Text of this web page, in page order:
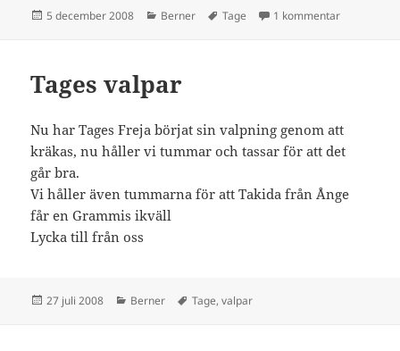
Postat
5 december 2008 Kategorier
Berner Taggar
Tage 1 kommentartill Tages
Tages valpar
Nu har Tages Freja börjat sin valpning genom att
kräkas, nu håller vi tummar och tassar för att det
går bra.
Vi håller även tummarna för att Takida från Ånge
får en Grammis ikväll
Lycka till från oss
Postat
27 juli 2008 Kategorier
Berner Taggar
Tage,valpar